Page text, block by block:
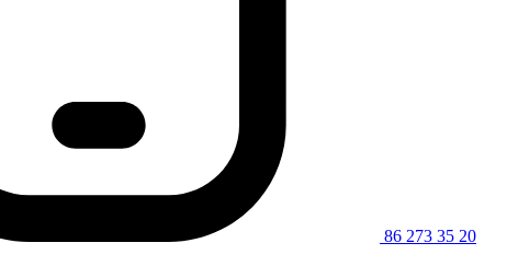
86 273 35 20